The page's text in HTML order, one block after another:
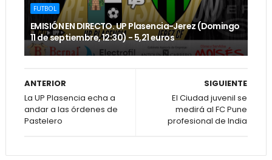
FUTBOL
EMISIÓN EN DIRECTO. UP Plasencia-Jerez (Domingo
11 de septiembre, 12:30) - 5,21 euros
SIGUIENTE
El Ciudad juvenil se
medirá al FC Pune
profesional de India
ANTERIOR
La UP Plasencia echa a
andar a las órdenes de
Pastelero